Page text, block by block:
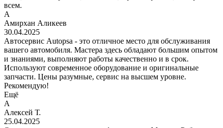
всем.
А
Амирхан Аликеев
30.04.2025
Автосервис Autopsa - это отличное место для обслуживания
вашего автомобиля. Мастера здесь обладают большим опытом
и знаниями, выполняют работы качественно и в срок.
Используют современное оборудование и оригинальные
запчасти. Цены разумные, сервис на высшем уровне.
Рекомендую!
Ещё
А
Алексей Т.
25.04.2025